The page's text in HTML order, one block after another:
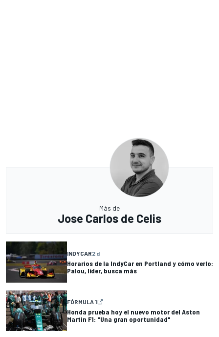
Más de
Jose Carlos de Celis
INDYCAR2 d
Horarios de la IndyCar en Portland y cómo verlo:
Palou, líder, busca más
FÓRMULA 1
Honda prueba hoy el nuevo motor del Aston
Martin F1: "Una gran oportunidad"